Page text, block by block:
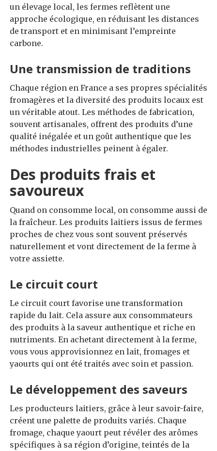
un élevage local, les fermes reflètent une
approche écologique, en réduisant les distances
de transport et en minimisant l’empreinte
carbone.
Une transmission de traditions
Chaque région en France a ses propres spécialités
fromagères et la diversité des produits locaux est
un véritable atout. Les méthodes de fabrication,
souvent artisanales, offrent des produits d’une
qualité inégalée et un goût authentique que les
méthodes industrielles peinent à égaler.
Des produits frais et
savoureux
Quand on consomme local, on consomme aussi de
la fraîcheur. Les produits laitiers issus de fermes
proches de chez vous sont souvent préservés
naturellement et vont directement de la ferme à
votre assiette.
Le circuit court
Le circuit court favorise une transformation
rapide du lait. Cela assure aux consommateurs
des produits à la saveur authentique et riche en
nutriments. En achetant directement à la ferme,
vous vous approvisionnez en lait, fromages et
yaourts qui ont été traités avec soin et passion.
Le développement des saveurs
Les producteurs laitiers, grâce à leur savoir-faire,
créent une palette de produits variés. Chaque
fromage, chaque yaourt peut révéler des arômes
spécifiques à sa région d’origine, teintés de la